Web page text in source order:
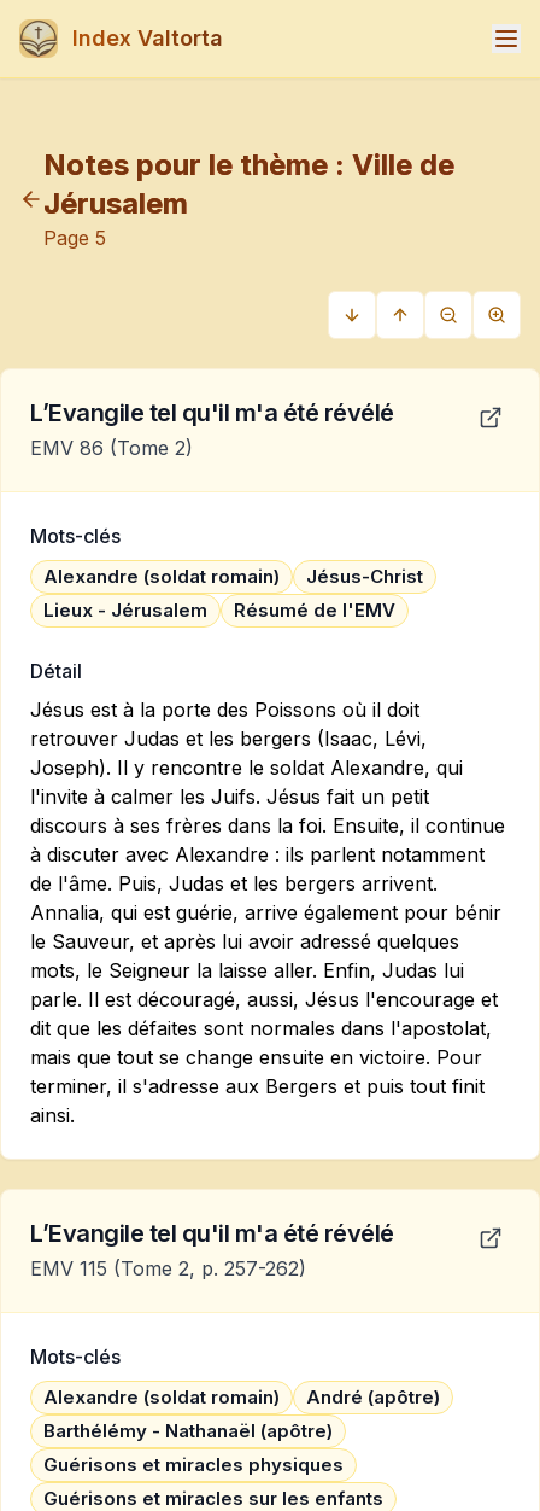
Index Valtorta
Notes pour le thème : Ville de
Jérusalem
Page 5
L’Evangile tel qu'il m'a été révélé
EMV 86 (Tome 2)
Mots-clés
Alexandre (soldat romain)
Jésus-Christ
Lieux - Jérusalem
Résumé de l'EMV
Détail
Jésus est à la porte des Poissons où il doit
retrouver Judas et les bergers (Isaac, Lévi,
Joseph). Il y rencontre le soldat Alexandre, qui
l'invite à calmer les Juifs. Jésus fait un petit
discours à ses frères dans la foi. Ensuite, il continue
à discuter avec Alexandre : ils parlent notamment
de l'âme. Puis, Judas et les bergers arrivent.
Annalia, qui est guérie, arrive également pour bénir
le Sauveur, et après lui avoir adressé quelques
mots, le Seigneur la laisse aller. Enfin, Judas lui
parle. Il est découragé, aussi, Jésus l'encourage et
dit que les défaites sont normales dans l'apostolat,
mais que tout se change ensuite en victoire. Pour
terminer, il s'adresse aux Bergers et puis tout finit
ainsi.
L’Evangile tel qu'il m'a été révélé
EMV 115 (Tome 2, p. 257-262)
Mots-clés
Alexandre (soldat romain)
André (apôtre)
Barthélémy - Nathanaël (apôtre)
Guérisons et miracles physiques
Guérisons et miracles sur les enfants